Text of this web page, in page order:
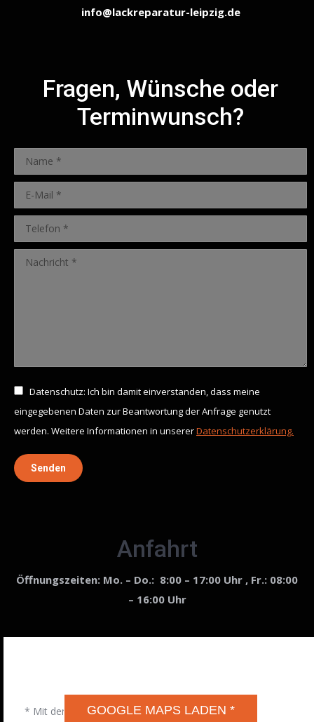
info@lackreparatur-leipzig.de
Fragen, Wünsche oder
Terminwunsch?
Name *
E-Mail *
Telefon *
Nachricht *
Datenschutz: Ich bin damit einverstanden, dass meine
eingegebenen Daten zur Beantwortung der Anfrage genutzt
werden. Weitere Informationen in unsererDatenschutzerklärung.
Senden
Anfahrt
Öffnungszeiten: Mo. – Do.: 8:00 – 17:00 Uhr , Fr.: 08:00
– 16:00 Uhr
GOOGLE MAPS LADEN *
* Mit dem Laden der Karte akzeptierst du die